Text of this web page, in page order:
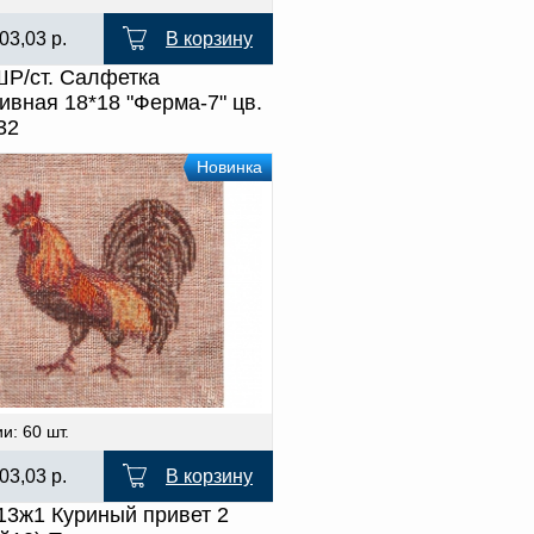
р. В корзину
ст. Салфетка
18*18 "Ферма-7" цв.
Новинка
60 шт.
р. В корзину
Куриный привет 2